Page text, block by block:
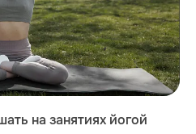
на занятиях йогой